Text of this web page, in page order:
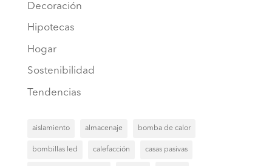
Decoración
Hipotecas
Hogar
Sostenibilidad
Tendencias
aislamiento almacenaje bomba de calor
bombillas led calefacción casas pasivas